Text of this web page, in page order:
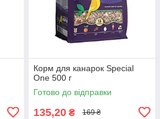
Корм для канарок Special
One 500 г
Готово до відправки
135,20 ₴ 169 ₴